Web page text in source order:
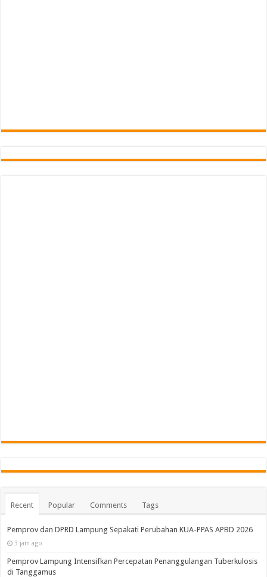
Recent Popular Comments Tags
Pemprov dan DPRD Lampung Sepakati Perubahan KUA-PPAS APBD 2026
3 jam ago
Pemprov Lampung Intensifkan Percepatan Penanggulangan Tuberkulosis
di Tanggamus